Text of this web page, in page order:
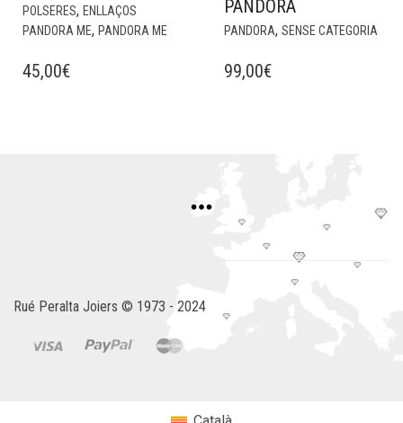
POLSERES, ENLLAÇOS
PANDORA ME, PANDORA ME
45,00€
PANDORA
PANDORA, SENSE CATEGORIA
99,00€
Rué Peralta Joiers © 1973 - 2024